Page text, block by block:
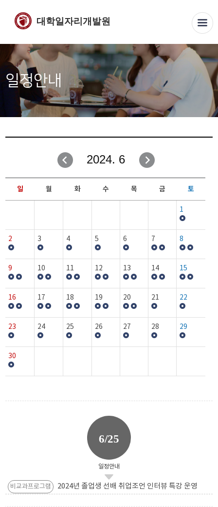
대학일자리개발원
일정안내
2024. 6
일 월 화 수 목 금 토
1
2 3 4 5 6 7 8
9 10 11 12 13 14 15
16 17 18 19 20 21 22
23 24 25 26 27 28 29
30
6/25
일정안내
비교과프로그램 2024년 졸업생 선배 취업조언 인터뷰 특강 운영